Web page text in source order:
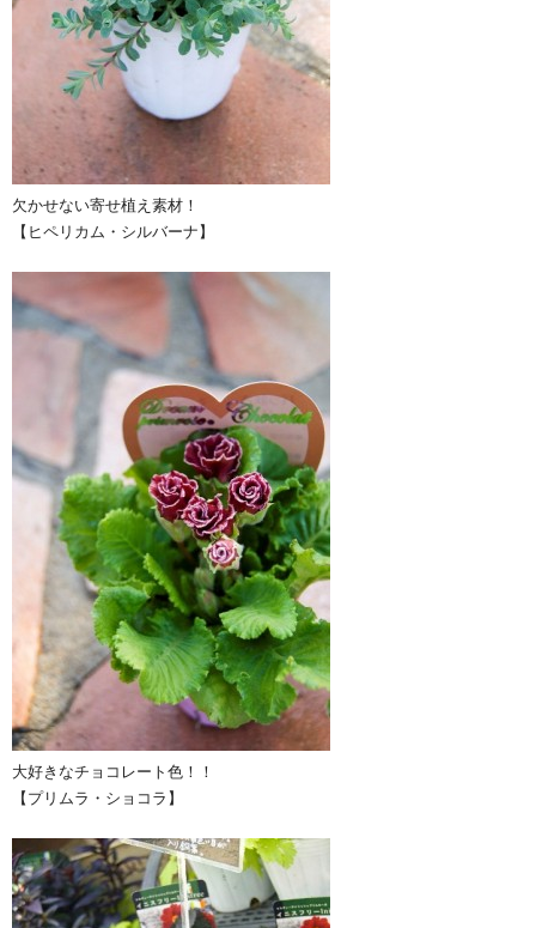
欠かせない寄せ植え素材！
【ヒペリカム・シルバーナ】
大好きなチョコレート色！！
【プリムラ・ショコラ】